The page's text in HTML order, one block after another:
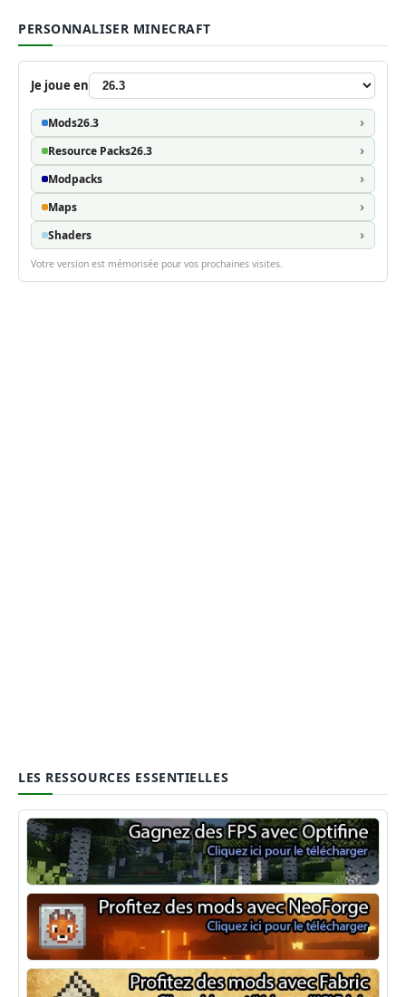
PERSONNALISER MINECRAFT
Je joue en
Mods26.3
Resource Packs26.3
Modpacks
Maps
Shaders
Votre version est mémorisée pour vos prochaines visites.
LES RESSOURCES ESSENTIELLES
Optifine
NeoForge